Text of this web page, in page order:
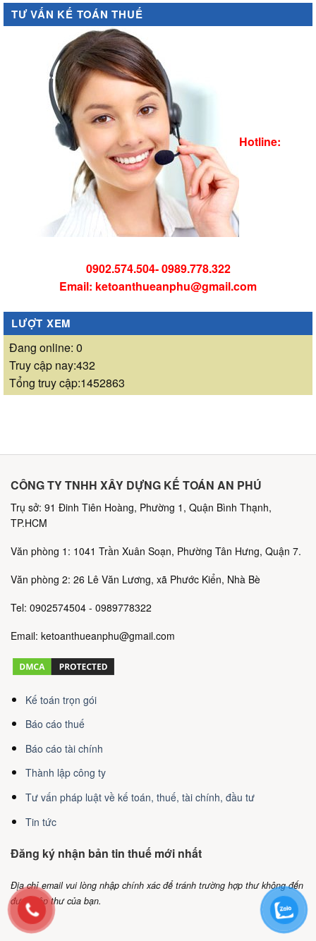
TƯ VẤN KẾ TOÁN THUẾ
Hotline:
0902.574.504- 0989.778.322
Email: ketoanthueanphu@gmail.com
LƯỢT XEM
Đang online: 0
Truy cập nay:432
Tổng truy cập:1452863
CÔNG TY TNHH XÂY DỰNG KẾ TOÁN AN PHÚ
Trụ sở: 91 Đinh Tiên Hoàng, Phường 1, Quận Bình Thạnh,
TP.HCM
Văn phòng 1: 1041 Trần Xuân Soạn, Phường Tân Hưng, Quận 7.
Văn phòng 2: 26 Lê Văn Lương, xã Phước Kiển, Nhà Bè
Tel: 0902574504 - 0989778322
Email: ketoanthueanphu@gmail.com
Kế toán trọn gói
Báo cáo thuế
Báo cáo tài chính
Thành lập công ty
Tư vấn pháp luật về kế toán, thuế, tài chính, đầu tư
Tin tức
Đăng ký nhận bản tin thuế mới nhất
Địa chỉ email vui lòng nhập chính xác để tránh trường hợp thư không đến
được hộp thư của bạn.